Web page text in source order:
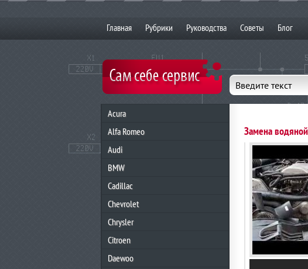
Главная Рубрики Руководства Советы Блог
Acura
Alfa Romeo
Audi
BMW
Cadillac
Chevrolet
Chrysler
Citroen
Daewoo
Введите текст
Замена